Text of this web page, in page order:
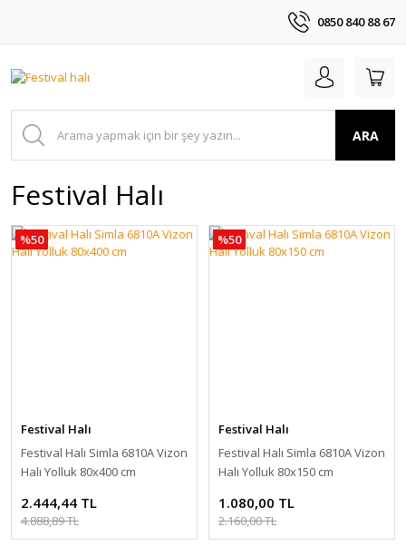
0850 840 88 67
ARA
Festival Halı
%50
Festival Halı
Festival Halı Simla 6810A Vizon
Halı Yolluk 80x400 cm
2.444,44 TL
4.888,89 TL
%50
Festival Halı
Festival Halı Simla 6810A Vizon
Halı Yolluk 80x150 cm
1.080,00 TL
2.160,00 TL